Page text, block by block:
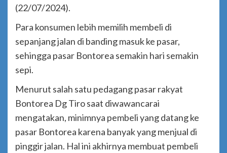
(22/07/2024).
Para konsumen lebih memilih membeli di
sepanjang jalan di banding masuk ke pasar,
sehingga pasar Bontorea semakin hari semakin
sepi.
Menurut salah satu pedagang pasar rakyat
Bontorea Dg Tiro saat diwawancarai
mengatakan, minimnya pembeli yang datang ke
pasar Bontorea karena banyak yang menjual di
pinggir jalan. Hal ini akhirnya membuat pembeli